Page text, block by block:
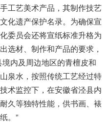
艺美术产品，其制作技艺
化遗产保护名录。为确保宣
委员会还将宣纸标准升格为
选材、制作和产品的要求，
内及周边地区的青檀皮和
泉水，按照传统工艺经过特
术监控下，在安徽省泾县内
久等独特性能，供书画、裱
。”